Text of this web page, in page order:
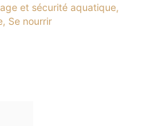
et sécurité aquatique,
, Se nourrir